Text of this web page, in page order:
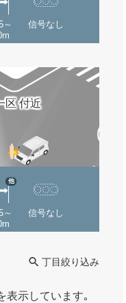
～
信号なし
区 付近
～
他
信号なし
丁目絞り込み
表示しています｡